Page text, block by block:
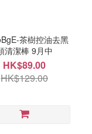
茶樹控油去黑
清潔棒 9月中
HK$89.00
HK$129.00